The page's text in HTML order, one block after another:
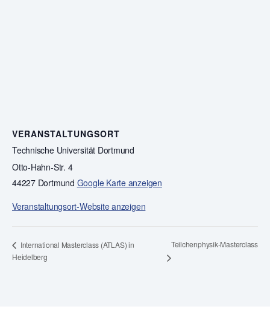
VERANSTALTUNGSORT
Technische Universität Dortmund
Otto-Hahn-Str. 4
44227 Dortmund Google Karte anzeigen
Veranstaltungsort-Website anzeigen
International Masterclass (ATLAS) in
Heidelberg
Teilchenphysik-Masterclass